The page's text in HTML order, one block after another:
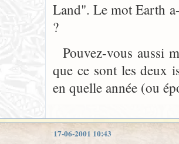
Land". Le mot Earth
?
Pouvez-vous aussi
que ce sont les deux
en quelle année (ou
17-06-2001 10:43